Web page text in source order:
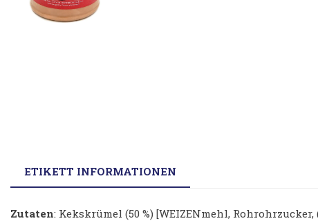
ETIKETT INFORMATIONEN
Zutaten: Kekskrümel (50 %) [WEIZENmehl,